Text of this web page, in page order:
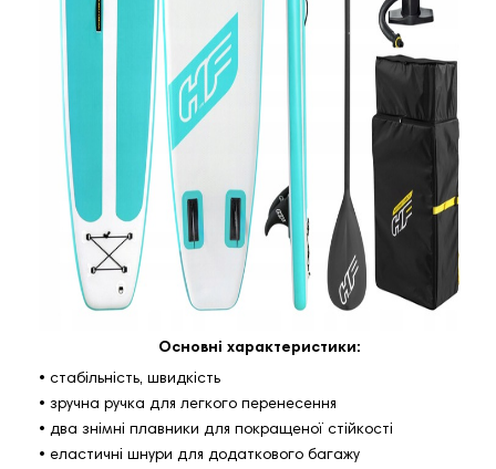
Основні характеристики:
• стабільність, швидкість
• зручна ручка для легкого перенесення
• два знімні плавники для покращеної стійкості
• еластичні шнури для додаткового багажу